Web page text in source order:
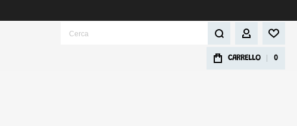
Cerca
IL MIO
CARRELLO 0